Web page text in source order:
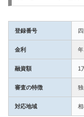
登録番号
金利
融資額 1
審査の特徴
対応地域